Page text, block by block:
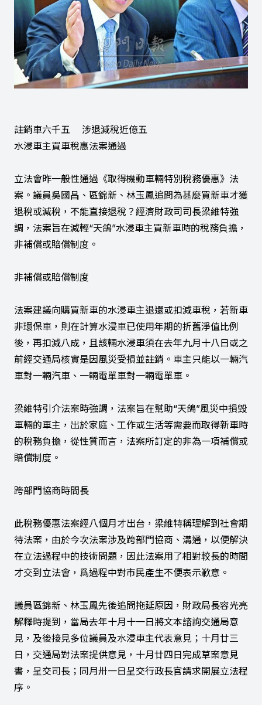
註銷車六千五 涉退減稅近億五
水浸車主買車稅惠法案通過
立法會昨一般性通過《取得機動車輛特別稅務優惠》法
案。議員吳國昌、區錦新、林玉鳳追問為甚麼買新車才獲
退稅或減稅，不能直接退稅？經濟財政司司長梁維特強
調，法案旨在減輕“天鴿”水浸車主買新車時的稅務負擔，
非補償或賠償制度。
非補償或賠償制度
法案建議向購買新車的水浸車主退還或扣減車稅，若新車
非環保車，則在計算水浸車已使用年期的折舊淨值比例
後，再扣減八成，且該輛水浸車須在去年九月十八日或之
前經交通局核實是因風災受損並註銷。車主只能以一輛汽
車對一輛汽車、一輛電單車對一輛電單車。
梁維特引介法案時強調，法案旨在幫助“天鴿”風災中損毀
車輛的車主，出於家庭、工作或生活等需要而取得新車時
的稅務負擔，從性質而言，法案所訂定的非為一項補償或
賠償制度。
跨部門協商時間長
此稅務優惠法案經八個月才出台，梁維特稱理解到社會期
待法案，由於今次法案涉及跨部門協商、溝通，以便解決
在立法過程中的技術問題，因此法案用了相對較長的時間
才交到立法會，爲過程中對市民產生不便表示歉意。
議員區錦新、林玉鳳先後追問拖延原因，財政局長容光亮
解釋時提到，當局去年十月十一日將文本諮詢交通局意
見，及後接見多位議員及水浸車主代表意見；十月廿三
日，交通局對法案提供意見，十月廿四日完成草案意見
書，呈交司長；同月卅一日呈交行政長官請求開展立法程
序。